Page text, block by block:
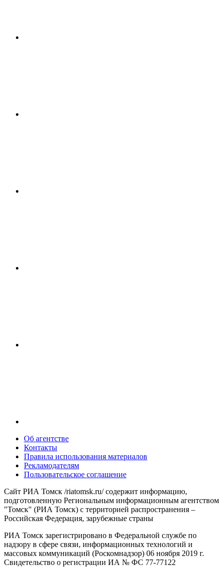
Об агентстве
Контакты
Правила использования материалов
Рекламодателям
Пользовательское соглашение
Сайт РИА Томск /riatomsk.ru/ содержит информацию,
подготовленную Региональным информационным агентством
"Томск" (РИА Томск) с территорией распространения –
Российская Федерация, зарубежные страны
РИА Томск зарегистрировано в Федеральной службе по
надзору в сфере связи, информационных технологий и
массовых коммуникаций (Роскомнадзор) 06 ноября 2019 г.
Свидетельство о регистрации ИА № ФС 77-77122